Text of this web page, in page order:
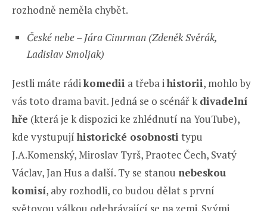
rozhodně neměla chybět.
České nebe – Jára Cimrman (Zdeněk Svěrák,
Ladislav Smoljak)
Jestli máte rádikomedii a třeba ihistorii, mohlo by
vás toto drama bavit. Jedná se o scénář kdivadelní
hře (která je k dispozici ke zhlédnutí na YouTube),
kde vystupují historické osobnosti typu
J.A.Komenský, Miroslav Tyrš, Praotec Čech, Svatý
Václav, Jan Hus a další. Ty se stanou nebeskou
komisí, aby rozhodli, co budou dělat s první